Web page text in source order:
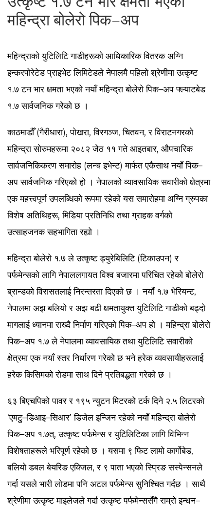
महिन्द्रा बोलेरो पिक–अप
महिन्द्राको युटिलिटि गाडीहरूको आधिकारिक वितरक अग्नि
इन्करपोरेटेड प्राइभेट लिमिटेडले नेपालमै पहिलो श्रेणीमा उत्कृष्ट
१.७ टन भार क्षमता भएको नयाँ महिन्द्रा बोलेरो पिक–अप फ्ल्याटबेड
१.७ सार्वजनिक गरेको छ ।
काठमाडौँ (गैरीधारा), पोखरा, विरगञ्ज, चितवन, र विराटनगरको
महिन्द्रा सोरुमहरूमा २०८२ जेठ ११ गते आइतबार, औपचारिक
सार्वजनिकिकरण समारोह (लन्च इभेन्ट) मार्फत एकैसाथ नयाँ पिक–
अप सार्वजनिक गरिएको हो । नेपालको व्यावसायिक सवारीको क्षेत्रमा
एक महत्त्वपूर्ण उपलब्धिको रूपमा रहेको यस समारोहमा अग्नि ग्रुपका
विशेष अतिथिहरू, मिडिया प्रतिनिधि तथा ग्राहक वर्गको
उत्साहजनक सहभागिता रह्यो ।
महिन्द्रा बोलेरो १.७ ले उत्कृष्ट ड्युरेबिलिटि (टिकाउपन) र
पर्फमेन्सको लागि नेपाललगायत विश्व बजारमा परिचित रहेको बोलेरो
ब्रान्डको विरासतलाई निरन्तरता दिएको छ । नयाँ १.७ भेरियन्ट,
नेपालमा अझ बलियो र अझ बढी क्षमतायुक्त युटिलिटि गाडीको बढ्दो
मागलाई ध्यानमा राख्दै निर्माण गरिएको पिक–अप हो । महिन्द्रा बोलेरो
पिक–अप १.७ ले नेपालमा व्यावसायिक तथा युटिलिटि सवारीको
क्षेत्रमा एक नयाँ स्तर निर्धारण गरेको छ भने हरेक व्यवसायीहरूलाई
हरेक किसिमको रोडमा साथ दिने प्रतिबद्धता गरेको छ ।
६३ बिएचपिको पावर र १९५ न्युटन मिटरको टर्क दिने २.५ लिटरको
‘एमटु–डिआइ–सिआर’ डिजेल इन्जिन रहेको नयाँ महिन्द्रा बोलेरो
पिक–अप १.७त्, उत्कृष्ट पर्फमेन्स र युटिलिटिका लागि विभिन्न
विशेषताहरूले भरिपूर्ण रहेको छ । यसमा ९ फिट लामो कार्गोबेड,
बलियो डबल बेयरिङ एक्जिल, र ९ पाता भएको स्प्रिङ सस्पेन्सनले
गर्दा यसले भारी लोडमा पनि अटल पर्फमेन्स सुनिश्चित गर्दछ । साथै
श्रेणीमा उत्कृष्ट माइलेजले गर्दा उत्कृष्ट पर्फमेन्ससँगै राम्रो इन्धन–